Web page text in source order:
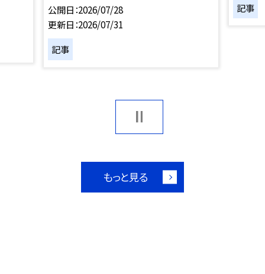
公開日 2026/07/28
更新日 2026/07/31
記事
記事
もっと見る